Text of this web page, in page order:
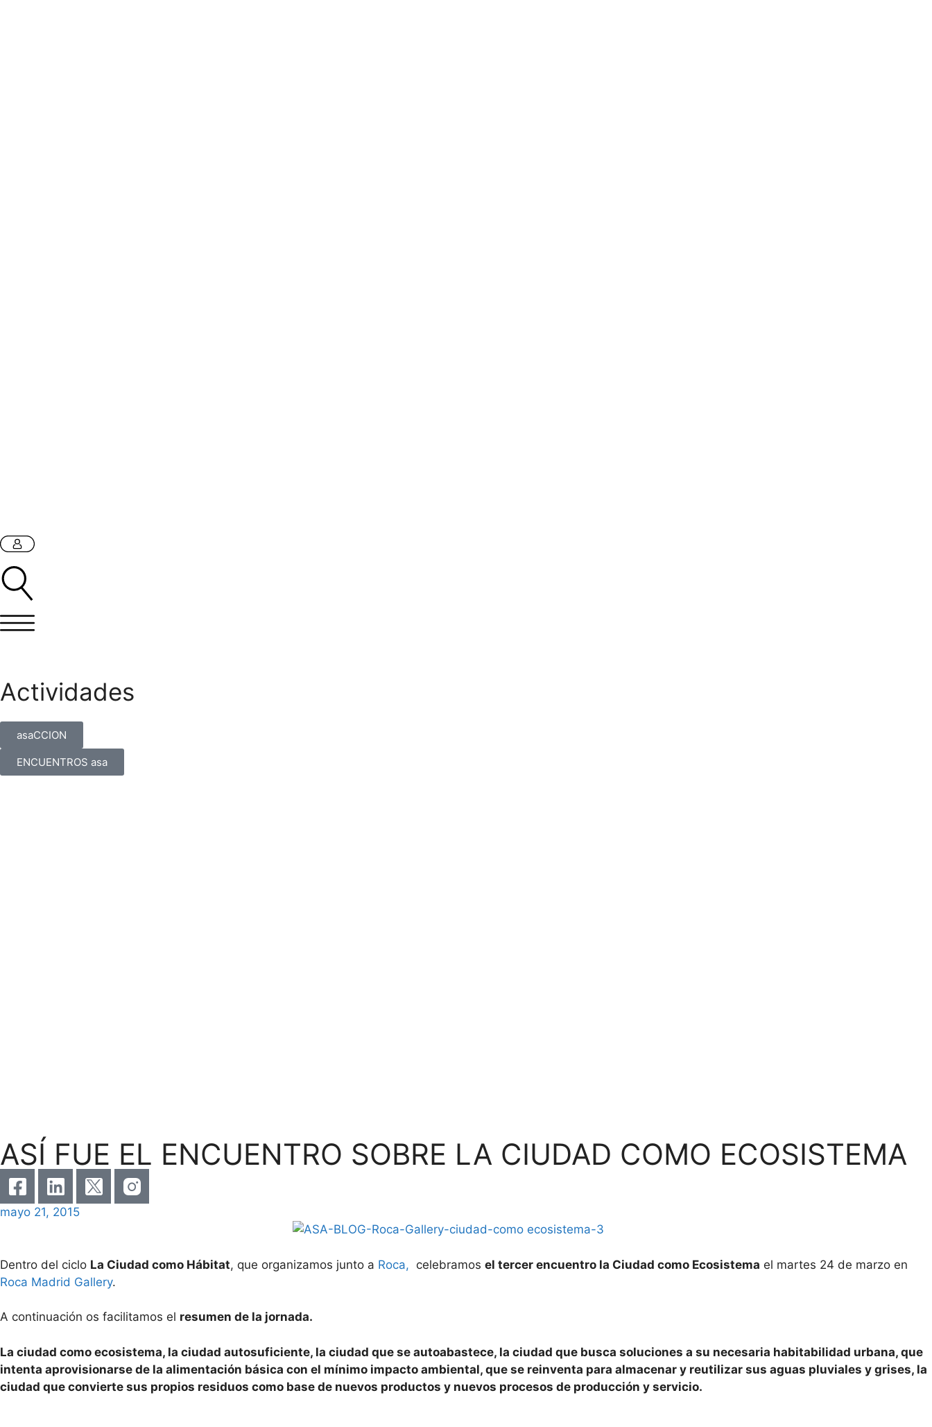
Actividades
asaCCION
ENCUENTROS asa
ASÍ FUE EL ENCUENTRO SOBRE LA CIUDAD COMO ECOSISTEMA
mayo 21, 2015
Dentro del ciclo La Ciudad como Hábitat, que organizamos junto a Roca, celebramos el tercer encuentro la Ciudad como Ecosistema el martes 24 de marzo en
Roca Madrid Gallery.
A continuación os facilitamos el resumen de la jornada.
La ciudad como ecosistema, la ciudad autosuficiente, la ciudad que se autoabastece, la ciudad que busca soluciones a su necesaria habitabilidad urbana, que
intenta aprovisionarse de la alimentación básica con el mínimo impacto ambiental, que se reinventa para almacenar y reutilizar sus aguas pluviales y grises, la
ciudad que convierte sus propios residuos como base de nuevos productos y nuevos procesos de producción y servicio.